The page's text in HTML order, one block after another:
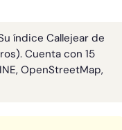
índice Callejear de
Cuenta con 15
OpenStreetMap,